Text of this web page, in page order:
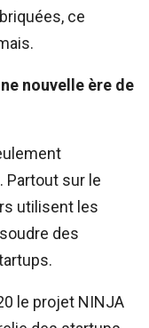
ce
nouvelle ère de
Partout sur le
utilisent les
des
le projet NINJA